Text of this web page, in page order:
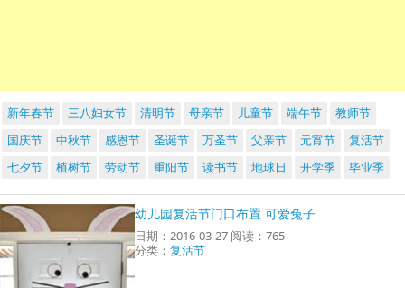
新年春节 三八妇女节 清明节 母亲节 儿童节 端午节
教师节
国庆节
中秋节 感恩节 圣诞节 万圣节 父亲节 元宵节
复活节
七夕节
植树节 劳动节 重阳节 读书节 地球日 开学季 毕业季
幼儿园复活节门口布置 可爱兔子
日期：2016-03-27 阅读：765
分类：复活节